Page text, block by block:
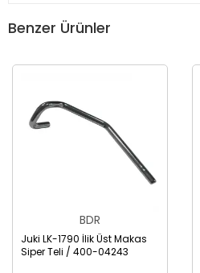
Benzer Ürünler
BDR
Juki LK-1790 İlik Üst Makas
Siper Teli / 400-04243